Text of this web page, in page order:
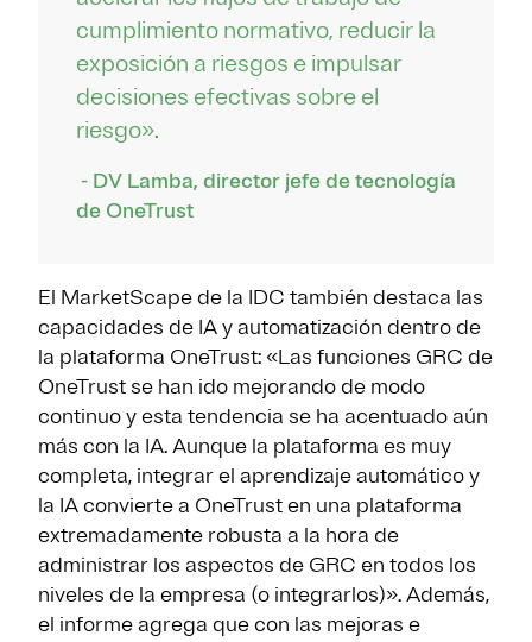
cumplimiento normativo, reducir la
exposición a riesgos e impulsar
decisiones efectivas sobre el
riesgo».
- DV Lamba, director jefe de tecnología
de OneTrust
El MarketScape de la IDC también destaca las
capacidades de IA y automatización dentro de
la plataforma OneTrust: «Las funciones GRC de
OneTrust se han ido mejorando de modo
continuo y esta tendencia se ha acentuado aún
más con la IA. Aunque la plataforma es muy
completa, integrar el aprendizaje automático y
la IA convierte a OneTrust en una plataforma
extremadamente robusta a la hora de
administrar los aspectos de GRC en todos los
niveles de la empresa (o integrarlos)». Además,
el informe agrega que con las mejoras e